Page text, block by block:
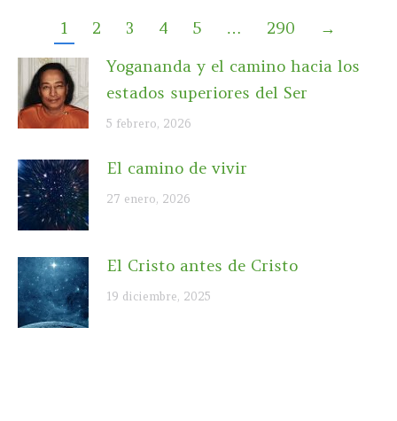
1 2 3 4 5 … 290
→
Yogananda y el camino hacia los
estados superiores del Ser
5 febrero, 2026
El camino de vivir
27 enero, 2026
El Cristo antes de Cristo
19 diciembre, 2025